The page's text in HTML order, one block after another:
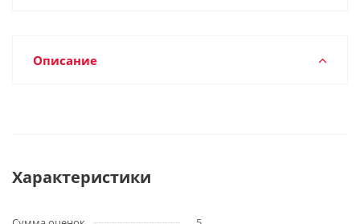
Описание
Характеристики